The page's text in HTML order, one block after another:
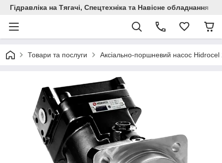
Гідравліка на Тягачі, Спецтехніка та Навісне обладнання
Товари та послуги Аксіально-поршневий насос Hidrocel